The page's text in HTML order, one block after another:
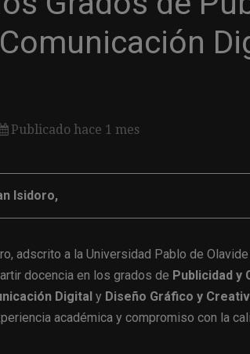
Publicado hace 1 mes
Isidoro,
adscrito a la Universidad Pablo de
docencia en los grados de Publicidad y
Digital y Diseño Gráfico y
académica y compromiso con la